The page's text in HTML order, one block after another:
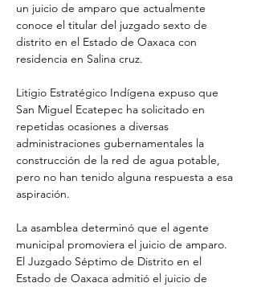
un juicio de amparo que actualmente
conoce el titular del juzgado sexto de
distrito en el Estado de Oaxaca con
residencia en Salina cruz.
Litigio Estratégico Indígena expuso que
San Miguel Ecatepec ha solicitado en
repetidas ocasiones a diversas
administraciones gubernamentales la
construcción de la red de agua potable,
pero no han tenido alguna respuesta a esa
aspiración.
La asamblea determinó que el agente
municipal promoviera el juicio de amparo.
El Juzgado Séptimo de Distrito en el
Estado de Oaxaca admitió el juicio de